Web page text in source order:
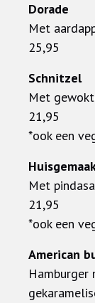
Dorade
Met
25,95
Schnitzel
Met
21,95
*ook een
Met
21,95
*ook een
American
Hamburger